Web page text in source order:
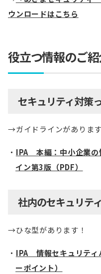
ウンロードはこちら
役立つ情報のご
セキュリティ対策
→ガイドラインがあります
IPA 本編：中小企業の
イン第3版（PDF）
社内のセキュリテ
→ひな型があります！
IPA 情報セキュリティ
ーポイント）